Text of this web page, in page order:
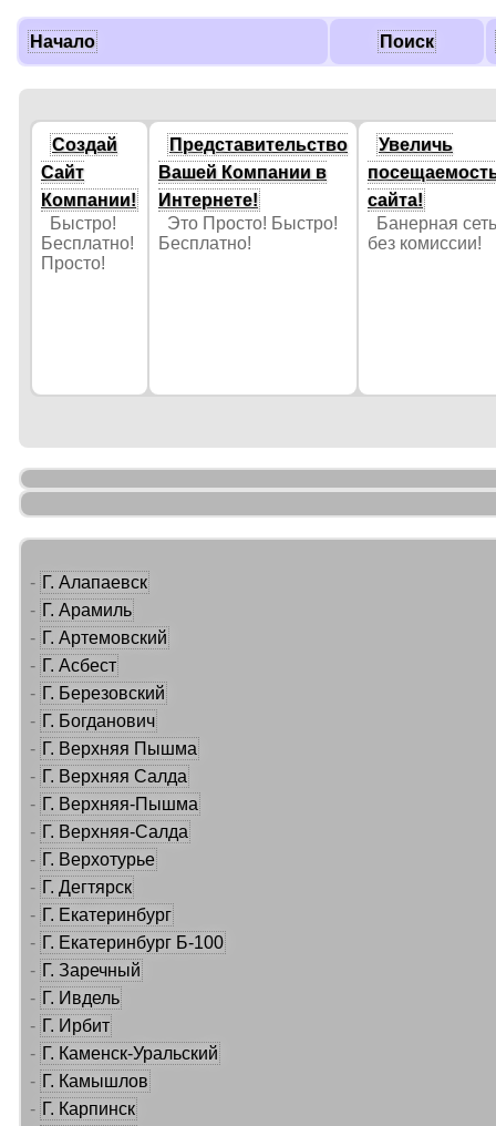
Начало Поиск
Создай
Сайт
Компании!
Быстро!
Бесплатно!
Просто!
Представительство
Вашей Компании в
Интернете!
Это Просто! Быстро!
Бесплатно!
Увеличь
сайта!
Банерная сеть
без комиссии!
- Г. Алапаевск
- Г. Арамиль
- Г. Артемовский
- Г. Асбест
- Г. Березовский
- Г. Богданович
- Г. Верхняя Пышма
- Г. Верхняя Салда
- Г. Верхняя-Пышма
- Г. Верхняя-Салда
- Г. Верхотурье
- Г. Дегтярск
- Г. Екатеринбург
- Г. Екатеринбург Б-100
- Г. Заречный
- Г. Ивдель
- Г. Ирбит
- Г. Каменск-Уральский
- Г. Камышлов
- Г. Карпинск